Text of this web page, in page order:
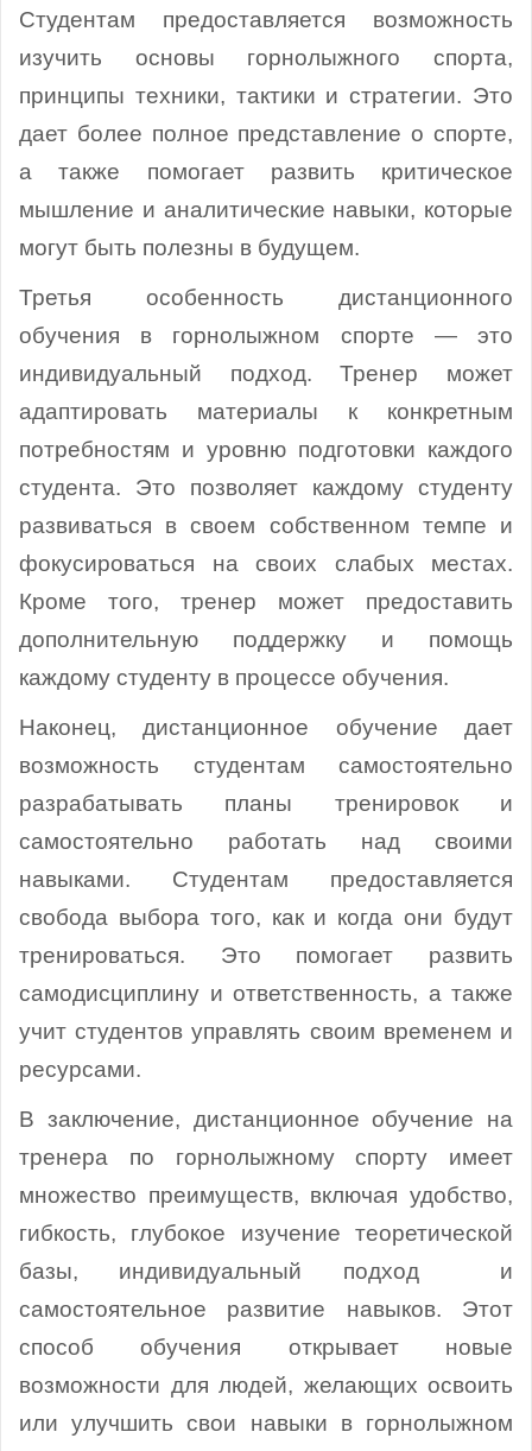
Студентам предоставляется возможность
изучить основы горнолыжного спорта,
принципы техники, тактики и стратегии. Это
дает более полное представление о спорте,
а также помогает развить критическое
мышление и аналитические навыки, которые
могут быть полезны в будущем.
Третья особенность дистанционного
обучения в горнолыжном спорте — это
индивидуальный подход. Тренер может
адаптировать материалы к конкретным
потребностям и уровню подготовки каждого
студента. Это позволяет каждому студенту
развиваться в своем собственном темпе и
фокусироваться на своих слабых местах.
Кроме того, тренер может предоставить
дополнительную поддержку и помощь
каждому студенту в процессе обучения.
Наконец, дистанционное обучение дает
возможность студентам самостоятельно
разрабатывать планы тренировок и
самостоятельно работать над своими
навыками. Студентам предоставляется
свобода выбора того, как и когда они будут
тренироваться. Это помогает развить
самодисциплину и ответственность, а также
учит студентов управлять своим временем и
ресурсами.
В заключение, дистанционное обучение на
тренера по горнолыжному спорту имеет
множество преимуществ, включая удобство,
гибкость, глубокое изучение теоретической
базы, индивидуальный подход и
самостоятельное развитие навыков. Этот
способ обучения открывает новые
возможности для людей, желающих освоить
или улучшить свои навыки в горнолыжном